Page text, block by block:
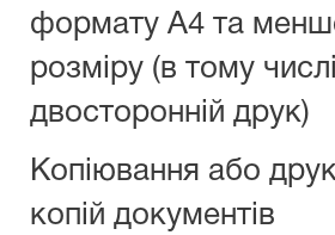
формату А4 та
розміру (в тому числі
двосторонній друк)
Копіювання або
копій документів